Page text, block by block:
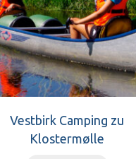
Vestbirk Camping zu
Klostermølle